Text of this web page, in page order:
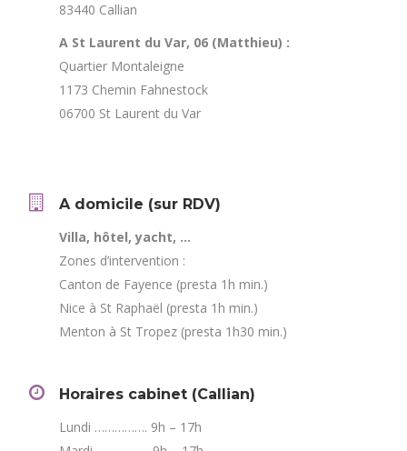
83440 Callian
A St Laurent du Var, 06 (Matthieu) :
Quartier Montaleigne
1173 Chemin Fahnestock
06700 St Laurent du Var
A domicile (sur RDV)
Villa, hôtel, yacht, …
Zones d’intervention :
Canton de Fayence (presta 1h min.)
Nice à St Raphaël (presta 1h min.)
Menton à St Tropez (presta 1h30 min.)
Horaires cabinet (Callian)
Lundi ……………. 9h – 17h